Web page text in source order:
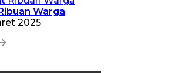
Warga
2025